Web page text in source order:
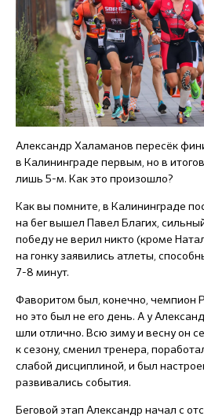
Александр Халаманов пересёк
в Калининграде первым, но в
лишь 5-м. Как это произошло?
Как вы помните, в Калининграде
на бег вышел Павел Благих,
победу не верил никто (кроме
на гонку заявились атлеты,
7-8 минут.
Фаворитом был, конечно, чемпион
но это был не его день. А у
шли отлично. Всю зиму и весну он
к сезону, сменил тренера,
слабой дисциплиной, и был
развивались события.
Беговой этап Александр начал с